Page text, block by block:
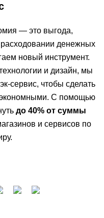
— это выгода,
денежных
новый инструмент.
и дизайн, мы
сервис, чтобы сделать
С помощью
до 40% от суммы
и сервисов по